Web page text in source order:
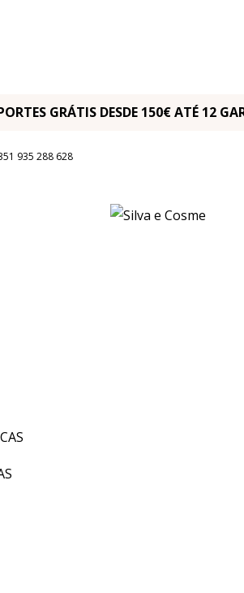
GRÁTIS DESDE 150€ ATÉ
935 288 628